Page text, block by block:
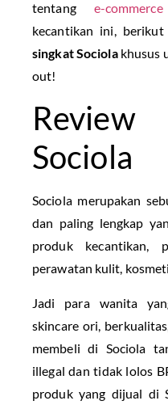
tentang e-commerce
kecantikan ini,
singkat Sociolakhusus
out!
Sociola
Sociola merupakan
dan paling lengkap
produk kecantikan,
perawatan kulit,
Jadi para wanita
skincare ori,
membeli di Sociola
illegal dan tidak lolos
produk yang dijual di